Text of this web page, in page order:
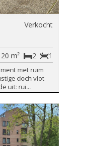
Verkocht
1
2
m²
met ruim
doch vlot
uit: rui...